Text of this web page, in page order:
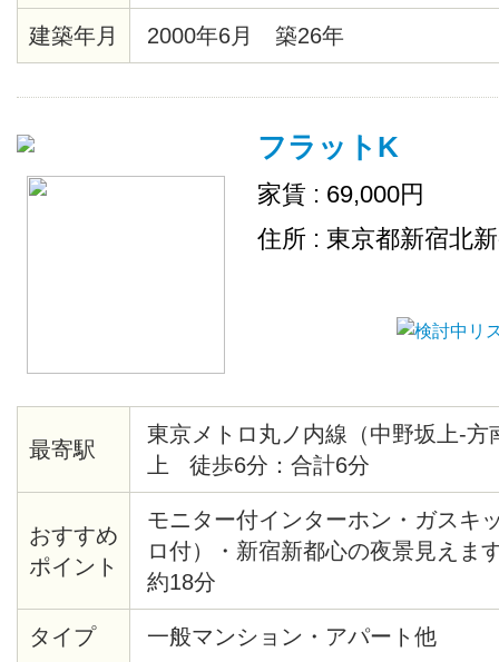
の夜景・2/25までに契約完了の方
ます
建築年月 2000年6月 築26年
フラットK
家賃 : 69,000円
住所 : 東京都新宿北
最寄駅
東京メトロ丸ノ内線（中野坂上-方
上 徒歩6分：合計6分
おすすめ
ポイント
モニター付インターホン・ガスキ
ロ付）・新宿新都心の夜景見えま
約18分
タイプ 一般マンション・アパート他